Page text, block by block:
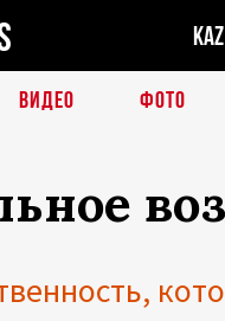
KAZ
ВИДЕО ФОТО